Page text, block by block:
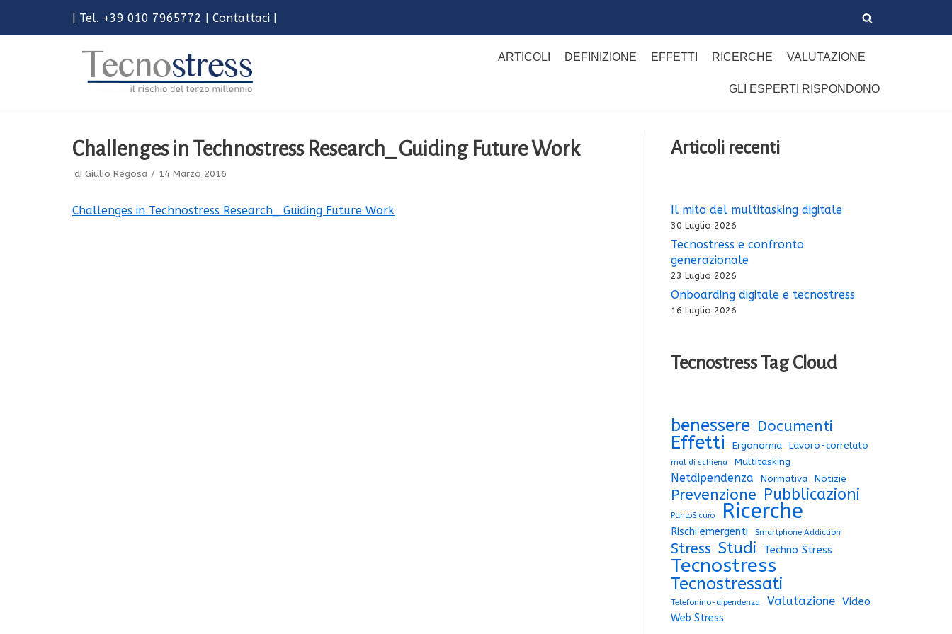
Vai
| Tel. +39 010 7965772 | Contattaci |
ARTICOLI DEFINIZIONE EFFETTI RICERCHE VALUTAZIONE
GLI ESPERTI RISPONDONO
Challenges in Technostress Research_ Guiding Future Work
di Giulio Regosa 14 Marzo 2016
Challenges in Technostress Research_ Guiding Future Work
Articoli recenti
Il mito del multitasking digitale
30 Luglio 2026
Tecnostress e confronto
generazionale
23 Luglio 2026
Onboarding digitale e tecnostress
16 Luglio 2026
Tecnostress Tag Cloud
benessere Documenti
Effetti Ergonomia Lavoro-correlato
mal di schiena Multitasking
Netdipendenza Normativa Notizie
Prevenzione Pubblicazioni
PuntoSicuro Ricerche
Rischi emergenti Smartphone Addiction
Stress Studi Techno Stress
Tecnostress
Tecnostressati
Telefonino-dipendenza Valutazione Video
Web Stress